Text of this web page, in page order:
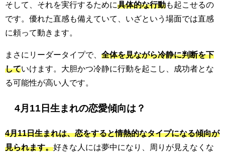
そして、それを実行するために具体的な行動も起こせるの
です。優れた直感も備えていて、いざという場面では直感
に頼って動きます。
まさにリーダータイプで、 全体を見ながら冷静に判断を下
していけます。大胆かつ冷静に行動を起こし、成功者とな
る可能性が高い人です。
4月11日生まれの恋愛傾向は？
4月11日生まれは、恋をすると情熱的なタイプになる傾向が
見られます。好きな人には夢中になり、周りが見えなくな